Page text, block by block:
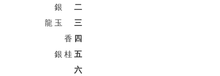
銀 二
龍 玉 三
香 四
銀 桂 五
六